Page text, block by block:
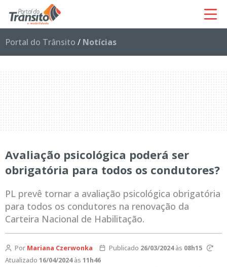
Portal do Trânsito / Notícias
Avaliação psicológica poderá ser
obrigatória para todos os condutores?
PL prevê tornar a avaliação psicológica obrigatória
para todos os condutores na renovação da
Carteira Nacional de Habilitação.
Por Mariana Czerwonka Publicado 26/03/2024às 08h15
Atualizado 16/04/2024às 11h46